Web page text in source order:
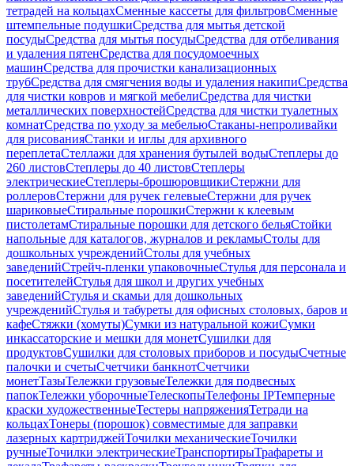
тетрадей на кольцахСменные кассеты для фильтровСменные
штемпельные подушкиСредства для мытья детской
посудыСредства для мытья посудыСредства для отбеливания
и удаления пятенСредства для посудомоечных
машинСредства для прочистки канализационных
трубСредства для смягчения воды и удаления накипиСредства
для чистки ковров и мягкой мебелиСредства для чистки
металлических поверхностейСредства для чистки туалетных
комнатСредства по уходу за мебельюСтаканы-непроливайки
для рисованияСтанки и иглы для архивного
переплетаСтеллажи для хранения бутылей водыСтеплеры до
260 листовСтеплеры до 40 листовСтеплеры
электрическиеСтеплеры-брошюровщикиСтержни для
роллеровСтержни для ручек гелевыеСтержни для ручек
шариковыеСтиральные порошкиСтержни к клеевым
пистолетамСтиральные порошки для детского бельяСтойки
напольные для каталогов, журналов и рекламыСтолы для
дошкольных учрежденийСтолы для учебных
заведенийСтрейч-пленки упаковочныеСтулья для персонала и
посетителейСтулья для школ и других учебных
заведенийСтулья и скамьи для дошкольных
учрежденийСтулья и табуреты для офисных столовых, баров и
кафеСтяжки (хомуты)Сумки из натуральной кожиСумки
инкассаторские и мешки для монетСушилки для
продуктовСушилки для столовых приборов и посудыСчетные
палочки и счетыСчетчики банкнотСчетчики
монетТазыТележки грузовыеТележки для подвесных
папокТележки уборочныеТелескопыТелефоны IPТемперные
краски художественныеТестеры напряженияТетради на
кольцахТонеры (порошок) совместимые для заправки
лазерных картриджейТочилки механическиеТочилки
ручныеТочилки электрическиеТранспортирыТрафареты и